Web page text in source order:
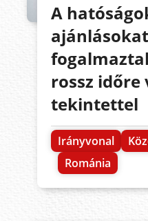
A
ajánlásokat
rossz időre
tekintettel
Irányvonal
Románia